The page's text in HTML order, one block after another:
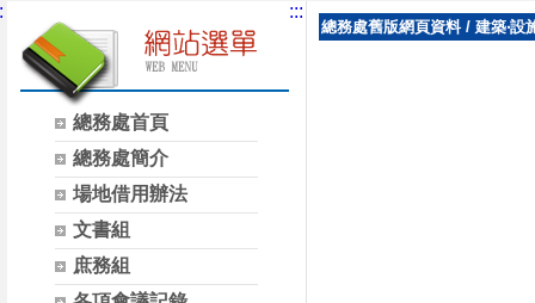
總務處首頁
總務處簡介
場地借用辦法
文書組
庶務組
:::
總務處舊版網頁資料/ 建築‧設